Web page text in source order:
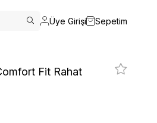
Üye Girişi Sepetim
Fit Rahat